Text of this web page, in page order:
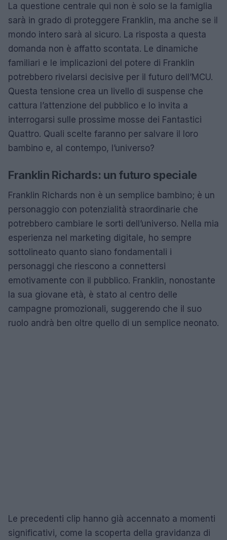
La questione centrale qui non è solo se la famiglia
sarà in grado di proteggere Franklin, ma anche se il
mondo intero sarà al sicuro. La risposta a questa
domanda non è affatto scontata. Le dinamiche
familiari e le implicazioni del potere di Franklin
potrebbero rivelarsi decisive per il futuro dell’MCU.
Questa tensione crea un livello di suspense che
cattura l’attenzione del pubblico e lo invita a
interrogarsi sulle prossime mosse dei Fantastici
Quattro. Quali scelte faranno per salvare il loro
bambino e, al contempo, l’universo?
Franklin Richards: un futuro speciale
Franklin Richards non è un semplice bambino; è un
personaggio con potenzialità straordinarie che
potrebbero cambiare le sorti dell’universo. Nella mia
esperienza nel marketing digitale, ho sempre
sottolineato quanto siano fondamentali i
personaggi che riescono a connettersi
emotivamente con il pubblico. Franklin, nonostante
la sua giovane età, è stato al centro delle
campagne promozionali, suggerendo che il suo
ruolo andrà ben oltre quello di un semplice neonato.
Le precedenti clip hanno già accennato a momenti
significativi, come la scoperta della gravidanza di